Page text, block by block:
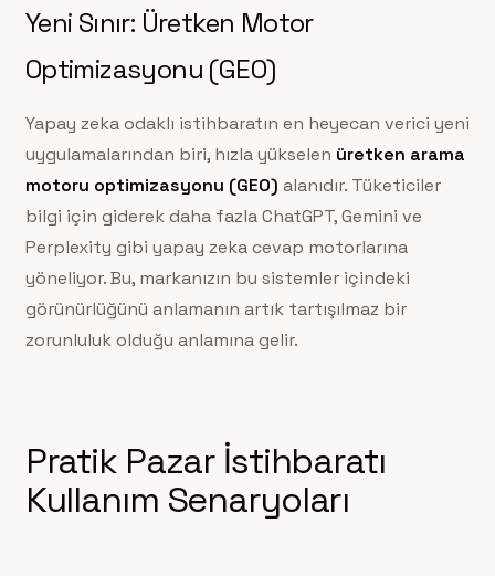
Yeni Sınır: Üretken Motor
Optimizasyonu (GEO)
Yapay zeka odaklı istihbaratın en heyecan verici yeni
uygulamalarından biri, hızla yükselen üretken arama
motoru optimizasyonu (GEO) alanıdır. Tüketiciler
bilgi için giderek daha fazla ChatGPT, Gemini ve
Perplexity gibi yapay zeka cevap motorlarına
yöneliyor. Bu, markanızın bu sistemler içindeki
görünürlüğünü anlamanın artık tartışılmaz bir
zorunluluk olduğu anlamına gelir.
Pratik Pazar İstihbaratı
Kullanım Senaryoları